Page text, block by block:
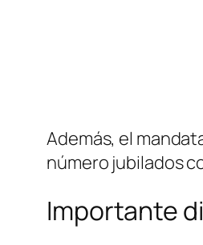
Además, el
número jubilados
Importante